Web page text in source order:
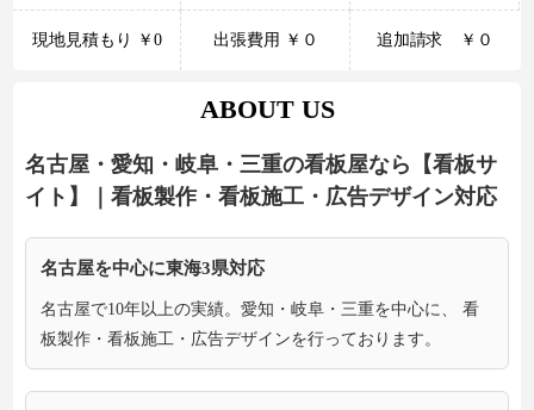
現地見積もり ￥0 出張費用 ￥０ 追加請求 ￥０
ABOUT US
名古屋・愛知・岐阜・三重の看板屋なら【看板サ
イト】｜看板製作・看板施工・広告デザイン対応
名古屋を中心に東海3県対応
名古屋で10年以上の実績。愛知・岐阜・三重を中心に、 看
板製作・看板施工・広告デザインを行っております。